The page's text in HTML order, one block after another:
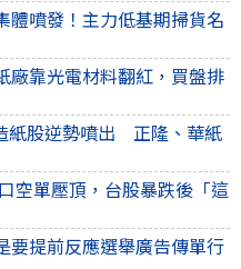
體噴發！主力低基期掃貨名
廠靠光電材料翻紅，買盤排
紙股逆勢噴出 正隆、華紙
空單壓頂，台股暴跌後「這
要提前反應選舉廣告傳單行